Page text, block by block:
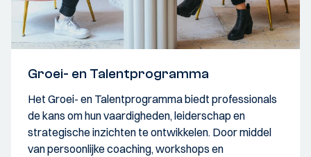
Groei- en Talentprogramma
Het Groei- en Talentprogramma biedt professionals
de kans om hun vaardigheden, leiderschap en
strategische inzichten te ontwikkelen. Door middel
van persoonlijke coaching, workshops en